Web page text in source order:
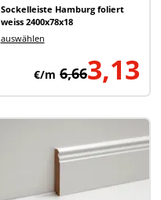
Sockelleiste Hamburg foliert
weiss 2400x78x18
auswählen
3,13
€/m 6,66